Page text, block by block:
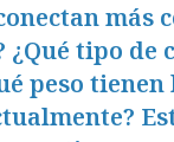
más
¿Qué tipo de
peso tienen